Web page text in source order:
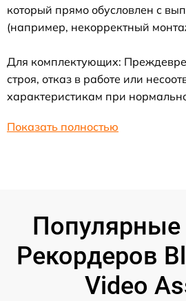
который прямо обусловлен с
(например, некорректный
Для комплектующих:
строя, отказ в работе или
характеристикам при
Показать полностью
Рекордеров
Video